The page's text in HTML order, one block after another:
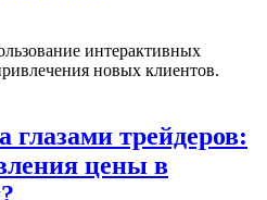
интерактивных
новых клиентов.
глазами трейдеров:
цены в